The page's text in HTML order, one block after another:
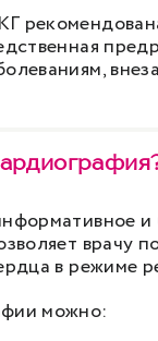
и
врачу
в режиме
можно: